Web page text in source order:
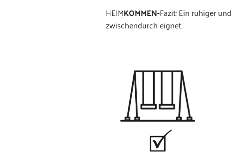
HEIMKOMMEN-Fazit: Ein ruhiger
zwischendurch eignet.